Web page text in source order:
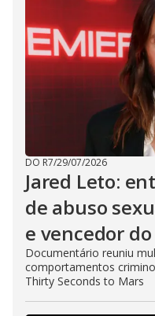
DO R7/29/07/2026
Jared Leto:
de abuso
e vencedor
Documentário reuniu
comportamentos
Thirty Seconds to Mars